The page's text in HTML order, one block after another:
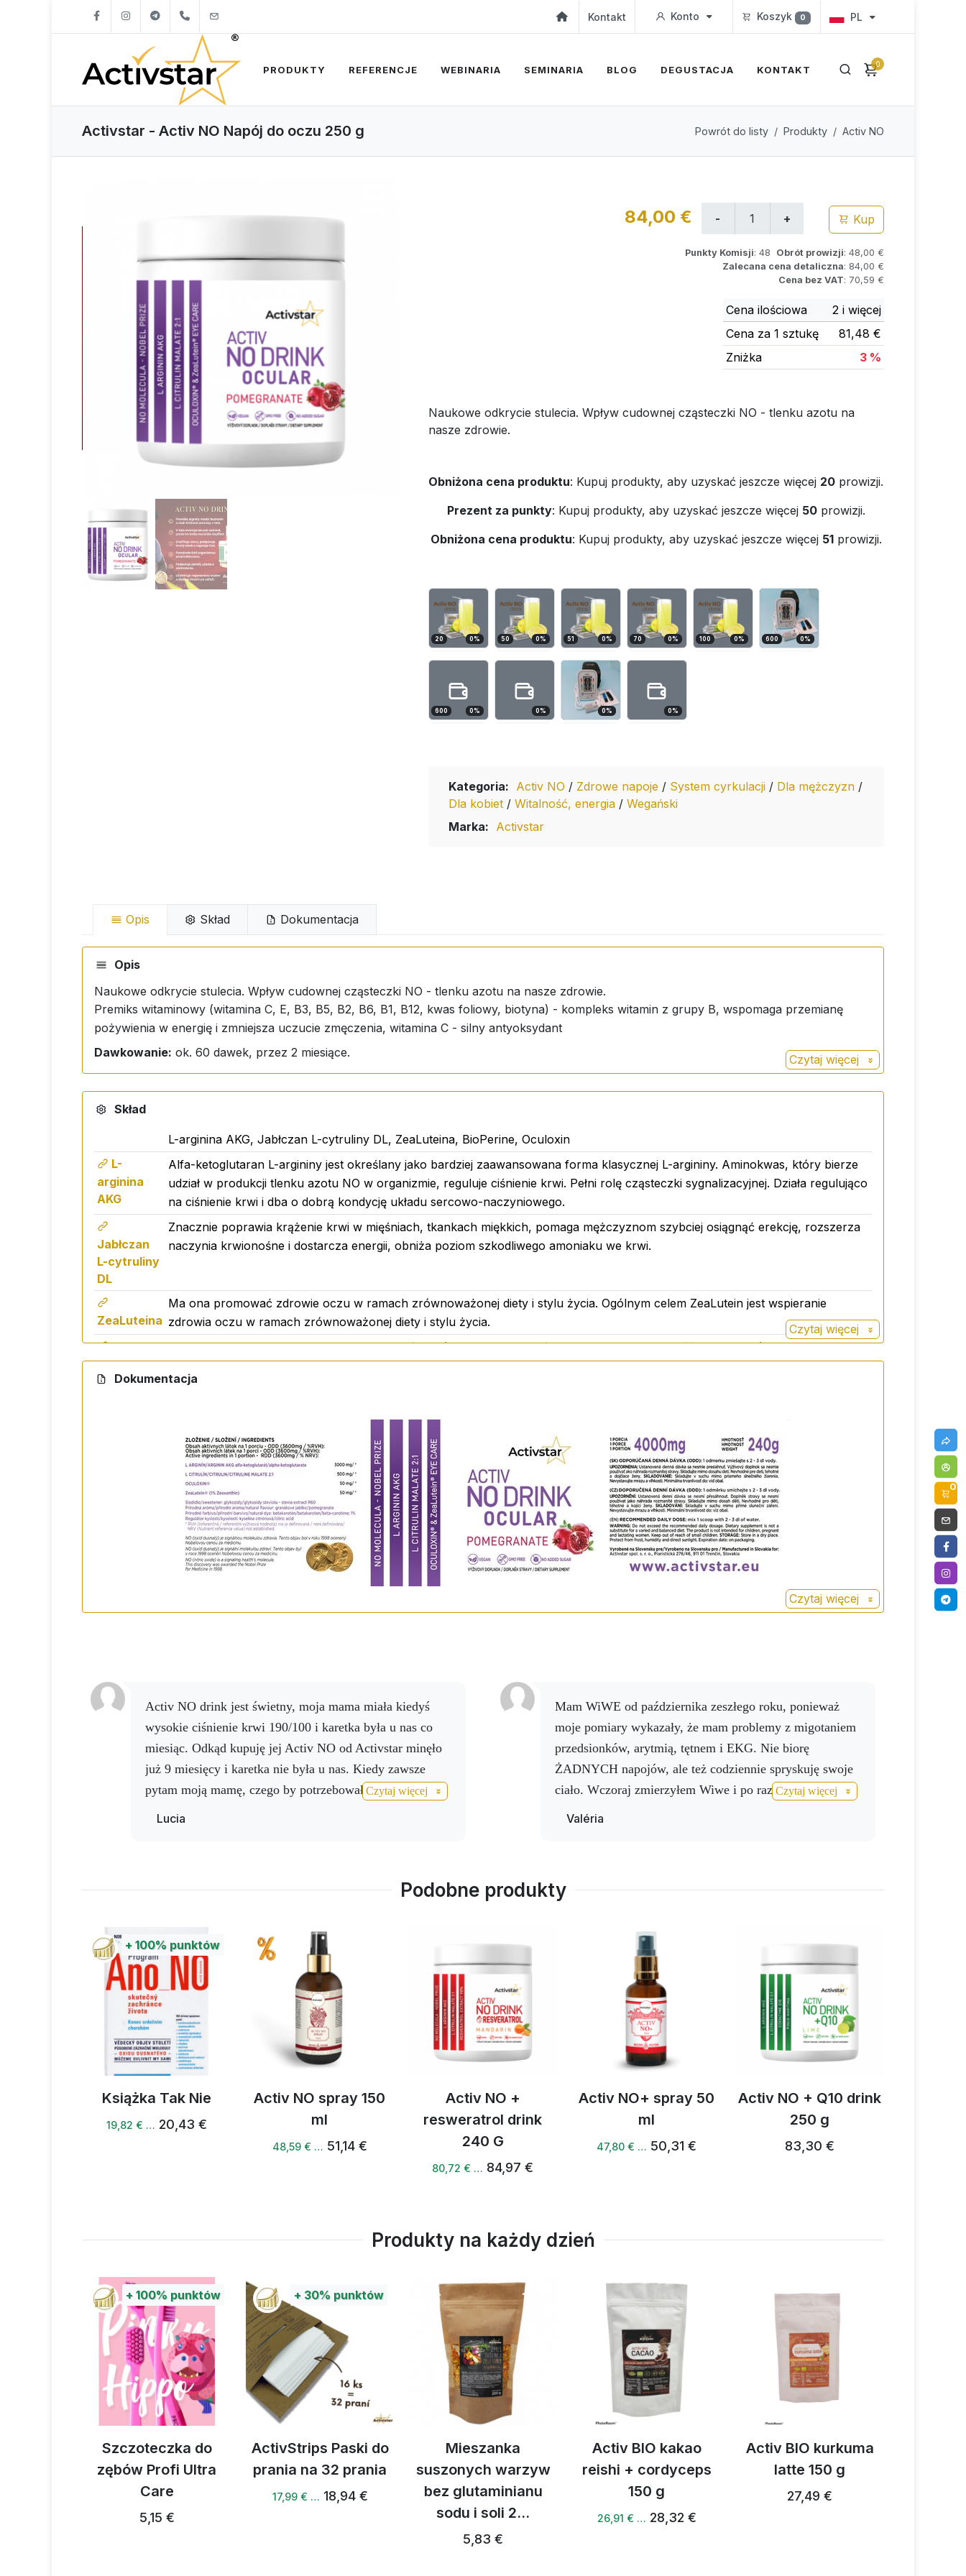
+421904262747 Kontakt Konto Koszyk 0 PL
0
PRODUKTY REFERENCJE WEBINARIA SEMINARIA BLOG DEGUSTACJA KONTAKT
Activstar - Activ NO Napój do oczu 250 g Powrót do listy Produkty Activ NO
84,00 € Kup
Punkty Komisji: 48 Obrót prowizji: 48,00 €
Zalecana cena detaliczna: 84,00 €
Cena bez VAT: 70,59 €
Cena ilościowa
2 i więcej
Cena za 1 sztukę
81,48 €
Zniżka
3 %
Naukowe odkrycie stulecia. Wpływ cudownej cząsteczki NO - tlenku azotu na
nasze zdrowie.
Obniżona cena produktu: Kupuj produkty, aby uzyskać jeszcze więcej 20 prowizji.
Prezent za punkty: Kupuj produkty, aby uzyskać jeszcze więcej 50prowizji.
Obniżona cena produktu: Kupuj produkty, aby uzyskać jeszcze więcej 51prowizji.
20 0% 50 0% 51 0% 70 0% 100 0% 600 0%
600 0% 0% 0% 0%
Kategoria: Activ NO / Zdrowe napoje / System cyrkulacji / Dla mężczyzn /
Dla kobiet / Witalność, energia / Wegański
Marka: Activstar
Opis Skład Dokumentacja
Opis
Naukowe odkrycie stulecia. Wpływ cudownej cząsteczki NO - tlenku azotu na nasze zdrowie.
Premiks witaminowy (witamina C, E, B3, B5, B2, B6, B1, B12, kwas foliowy, biotyna) - kompleks witamin z grupy B, wspomaga przemianę
pożywienia w energię i zmniejsza uczucie zmęczenia, witamina C - silny antyoksydant
Dawkowanie: ok. 60 dawek, przez 2 miesiące. Czytaj więcej
Skład
L-arginina AKG, Jabłczan L-cytruliny DL, ZeaLuteina, BioPerine, Oculoxin
L-
arginina
AKG
Alfa-ketoglutaran L-argininy jest określany jako bardziej zaawansowana forma klasycznej L-argininy. Aminokwas, który bierze
udział w produkcji tlenku azotu NO w organizmie, reguluje ciśnienie krwi. Pełni rolę cząsteczki sygnalizacyjnej. Działa regulująco
na ciśnienie krwi i dba o dobrą kondycję układu sercowo-naczyniowego.
Jabłczan
L-cytruliny
DL
Znacznie poprawia krążenie krwi w mięśniach, tkankach miękkich, pomaga mężczyznom szybciej osiągnąć erekcję, rozszerza
naczynia krwionośne i dostarcza energii, obniża poziom szkodliwego amoniaku we krwi.
ZeaLuteina
Ma ona promować zdrowie oczu w ramach zrównoważonej diety i stylu życia. Ogólnym celem ZeaLutein jest wspieranie
zdrowia oczu w ramach zrównoważonej diety i stylu życia.
BioPerine
Zawiera naturalny wzmacniacz biodostępności, który może poprawić wchłanianie i skuteczność karotenoidów w organizmie.
Został zaprojektowany w celu promowania zdrowia oczu i poprawy wielu parametrów wizualnych.
Czytaj więcej
Dokumentacja
Czytaj więcej
Activ NO drink jest świetny, moja mama miała kiedyś
wysokie ciśnienie krwi 190/100 i karetka była u nas co
miesiąc. Odkąd kupuję jej Activ NO od Activstar minęło
już 9 miesięcy i karetka nie była u nas. Kiedy zawsze
pytam moją mamę, czego by potrzebowała, kiedy ma
wakacje, mówi, że nic, tylko kupuje mi napoje Activ NO.
Czytaj więcej
Lucia
Mam WiWE od października zeszłego roku, ponieważ
moje pomiary wykazały, że mam problemy z migotaniem
przedsionków, arytmią, tętnem i EKG. Nie biorę
ŻADNYCH napojów, ale też codziennie spryskuję swoje
ciało. Wczoraj zmierzyłem Wiwe i po raz pierwszy
wszystko było na zielono. Dzięki NO drink. Dziękuję za
Czytaj więcej
Valéria
Podobne produkty
+100% punktów
Książka Tak Nie
19,82 € … 20,43 €
Activ NO spray 150
ml
48,59 € … 51,14 €
Activ NO +
resweratrol drink
240 G
80,72 € … 84,97 €
Activ NO+ spray 50
ml
47,80 € … 50,31 €
Activ NO + Q10 drink
250 g
83,30 €
Produkty na każdy dzień
+ 100%punktów
Szczoteczka do
zębów Profi Ultra
Care
5,15 €
+ 30%punktów
ActivStrips Paski do
prania na 32 prania
17,99 € … 18,94 €
Mieszanka
suszonych warzyw
bez glutaminianu
sodu i soli 2...
5,83 €
Activ BIO kakao
reishi + cordyceps
150 g
26,91 € … 28,32 €
Activ BIO kurkuma
latte 150 g
27,49 €
0